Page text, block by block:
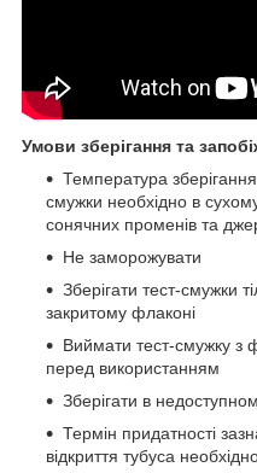
Умови зберігання та
Температура
смужки необхідно в
сонячних променів та
Не заморожувати
Зберігати тест-смужки
закритому флаконі
Виймати тест-смужку з
перед використанням
Зберігати в
Термін придатності
відкриття тубуса